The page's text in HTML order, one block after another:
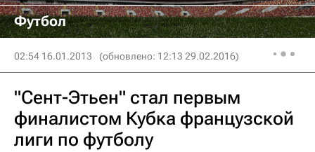
Футбол
02:54 16.01.2013 (обновлено: 12:13 29.02.2016)
"Сент-Этьен" стал первым
финалистом Кубка французской
лиги по футболу